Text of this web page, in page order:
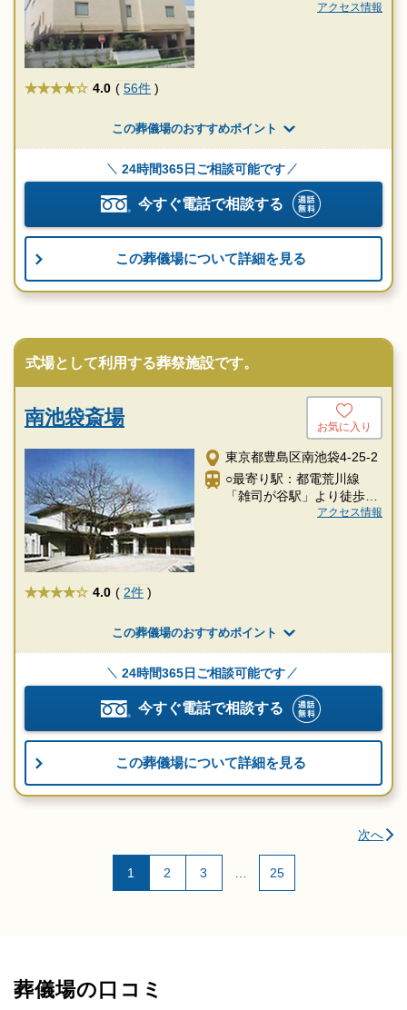
アクセス情報
★★★★ 4.0 ( 56件 )
この葬儀場のおすすめポイント
24時間365日ご相談可能です
今すぐ電話で相談する
この葬儀場について詳細を見る
式場として利用する葬祭施設です。
南池袋斎場 お気に入り
東京都豊島区南池袋4-25-2
○最寄り駅：都電荒川線
「雑司が谷駅」より徒歩4
アクセス情報
★★★★ 4.0 ( 2件 )
この葬儀場のおすすめポイント
24時間365日ご相談可能です
今すぐ電話で相談する
この葬儀場について詳細を見る
次へ
1 2 3 … 25
葬儀場の口コミ